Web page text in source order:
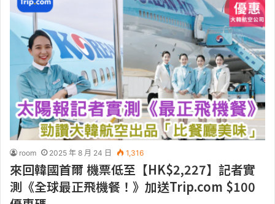
room 2025 年 8 月 24 日 1,316
來回韓國首爾 機票低至【HK$2,227】記者實
測《全球最正飛機餐！》加送Trip.com $100